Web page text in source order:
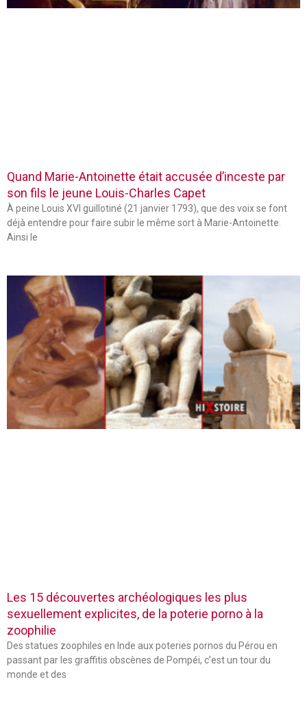
Quand Marie-Antoinette était accusée d’inceste par
son fils le jeune Louis-Charles Capet
À peine Louis XVI guillotiné (21 janvier 1793), que des voix se font
déjà entendre pour faire subir le même sort à Marie-Antoinette.
Ainsi le
Les 15 découvertes archéologiques les plus
sexuellement explicites, de la poterie porno à la
zoophilie
Des statues zoophiles en Inde aux poteries pornos du Pérou en
passant par les graffitis obscènes de Pompéi, c’est un tour du
monde et des